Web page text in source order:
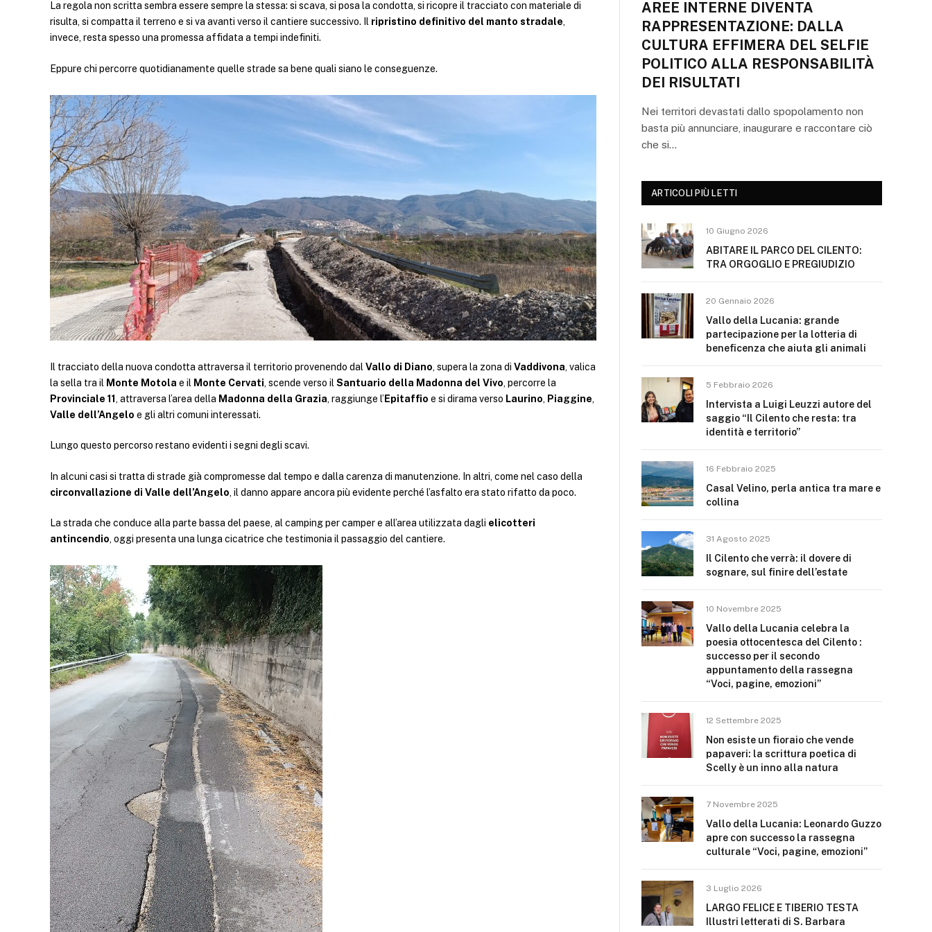
La regola non scritta sembra essere sempre la stessa: si scava, si posa la condotta, si ricopre il tracciato con materiale di
risulta, si compatta il terreno e si va avanti verso il cantiere successivo. Il ripristino definitivo del manto stradale,
invece, resta spesso una promessa affidata a tempi indefiniti.
Eppure chi percorre quotidianamente quelle strade sa bene quali siano le conseguenze.
Il tracciato della nuova condotta attraversa il territorio provenendo dal Vallo di Diano, supera la zona di Vaddivona, valica
la sella tra il Monte Motola e il Monte Cervati, scende verso il Santuario della Madonna del Vivo, percorre la
Provinciale 11, attraversa l’area della Madonna della Grazia, raggiunge l’Epitaffio e si dirama verso Laurino, Piaggine,
Valle dell’Angelo e gli altri comuni interessati.
Lungo questo percorso restano evidenti i segni degli scavi.
In alcuni casi si tratta di strade già compromesse dal tempo e dalla carenza di manutenzione. In altri, come nel caso della
circonvallazione di Valle dell’Angelo, il danno appare ancora più evidente perché l’asfalto era stato rifatto da poco.
La strada che conduce alla parte bassa del paese, al camping per camper e all’area utilizzata dagli elicotteri
antincendio, oggi presenta una lunga cicatrice che testimonia il passaggio del cantiere.
AREE INTERNE DIVENTA
RAPPRESENTAZIONE: DALLA
CULTURA EFFIMERA DEL SELFIE
POLITICO ALLA RESPONSABILITÀ
DEI RISULTATI
Nei territori devastati dallo spopolamento non
basta più annunciare, inaugurare e raccontare ciò
che si…
ARTICOLI PIÙ LETTI
10 Giugno 2026
ABITARE IL PARCO DEL CILENTO:
TRA ORGOGLIO E PREGIUDIZIO
20 Gennaio 2026
Vallo della Lucania: grande
partecipazione per la lotteria di
beneficenza che aiuta gli animali
5 Febbraio 2026
Intervista a Luigi Leuzzi autore del
saggio “Il Cilento che resta: tra
identità e territorio”
16 Febbraio 2025
Casal Velino, perla antica tra mare e
collina
31 Agosto 2025
Il Cilento che verrà: il dovere di
sognare, sul finire dell’estate
10 Novembre 2025
Vallo della Lucania celebra la
poesia ottocentesca del Cilento :
successo per il secondo
appuntamento della rassegna
“Voci, pagine, emozioni”
12 Settembre 2025
Non esiste un fioraio che vende
papaveri: la scrittura poetica di
Scelly è un inno alla natura
7 Novembre 2025
Vallo della Lucania: Leonardo Guzzo
apre con successo la rassegna
culturale “Voci, pagine, emozioni”
3 Luglio 2026
LARGO FELICE E TIBERIO TESTA
Illustri letterati di S. Barbara